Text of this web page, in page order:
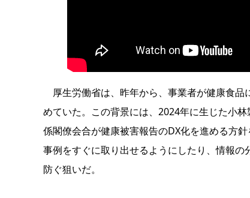
厚生労働省は、昨年から、事業者が健康食品
めていた。この背景には、2024年に生じた小
係閣僚会合が健康被害報告のDX化を進める方
事例をすぐに取り出せるようにしたり、情報
防ぐ狙いだ。